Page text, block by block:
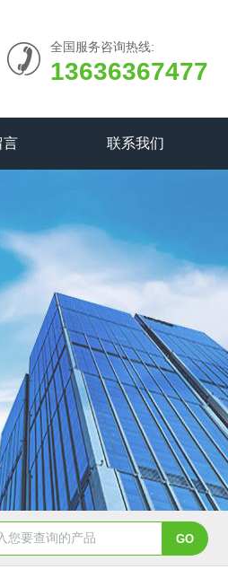
全国服务咨询热线:
13636367477
言 联系我们
dn200湖泉电动截止阀 一